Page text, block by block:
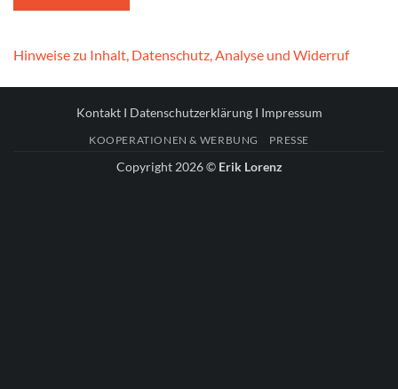
Hinweise zu Inhalt, Datenschutz, Analyse und Widerruf
KontaktI DatenschutzerklärungI Impressum
KOOPERATIONEN & WERBUNG PRESSE
Copyright 2026 © Erik Lorenz